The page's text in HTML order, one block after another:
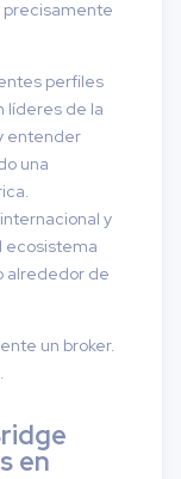
precisamente
perfiles
líderes de la
entender
una
y
ecosistema
alrededor de
un broker.
en